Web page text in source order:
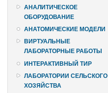
АНАЛИТИЧЕСКОЕ
ОБОРУДОВАНИЕ
АНАТОМИЧЕСКИЕ МОДЕЛИ
ВИРТУАЛЬНЫЕ
ЛАБОРАТОРНЫЕ РАБОТЫ
ИНТЕРАКТИВНЫЙ ТИР
ЛАБОРАТОРИИ СЕЛЬСКОГО
ХОЗЯЙСТВА